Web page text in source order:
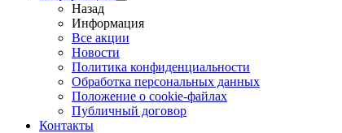
Назад
Информация
Все акции
Новости
Политика конфиденциальности
Обработка персональных данных
Положение о cookie-файлах
Публичный договор
Контакты